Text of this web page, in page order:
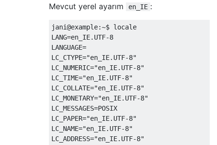
Mevcut yerel ayarım en_IE :
jani@example:~$ locale
LANG=en_IE.UTF-8
LANGUAGE=
LC_CTYPE="en_IE.UTF-8"
LC_NUMERIC="en_IE.UTF-8"
LC_TIME="en_IE.UTF-8"
LC_COLLATE="en_IE.UTF-8"
LC_MONETARY="en_IE.UTF-8"
LC_MESSAGES=POSIX
LC_PAPER="en_IE.UTF-8"
LC_NAME="en_IE.UTF-8"
LC_ADDRESS="en_IE.UTF-8"